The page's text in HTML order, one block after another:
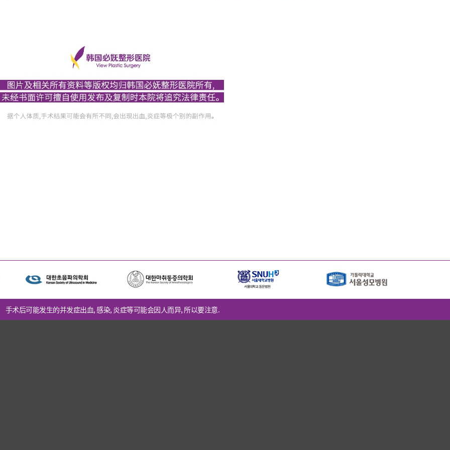
手术后可能发生的并发症出血, 感染, 炎症等可能会因人而异, 所以要注意.